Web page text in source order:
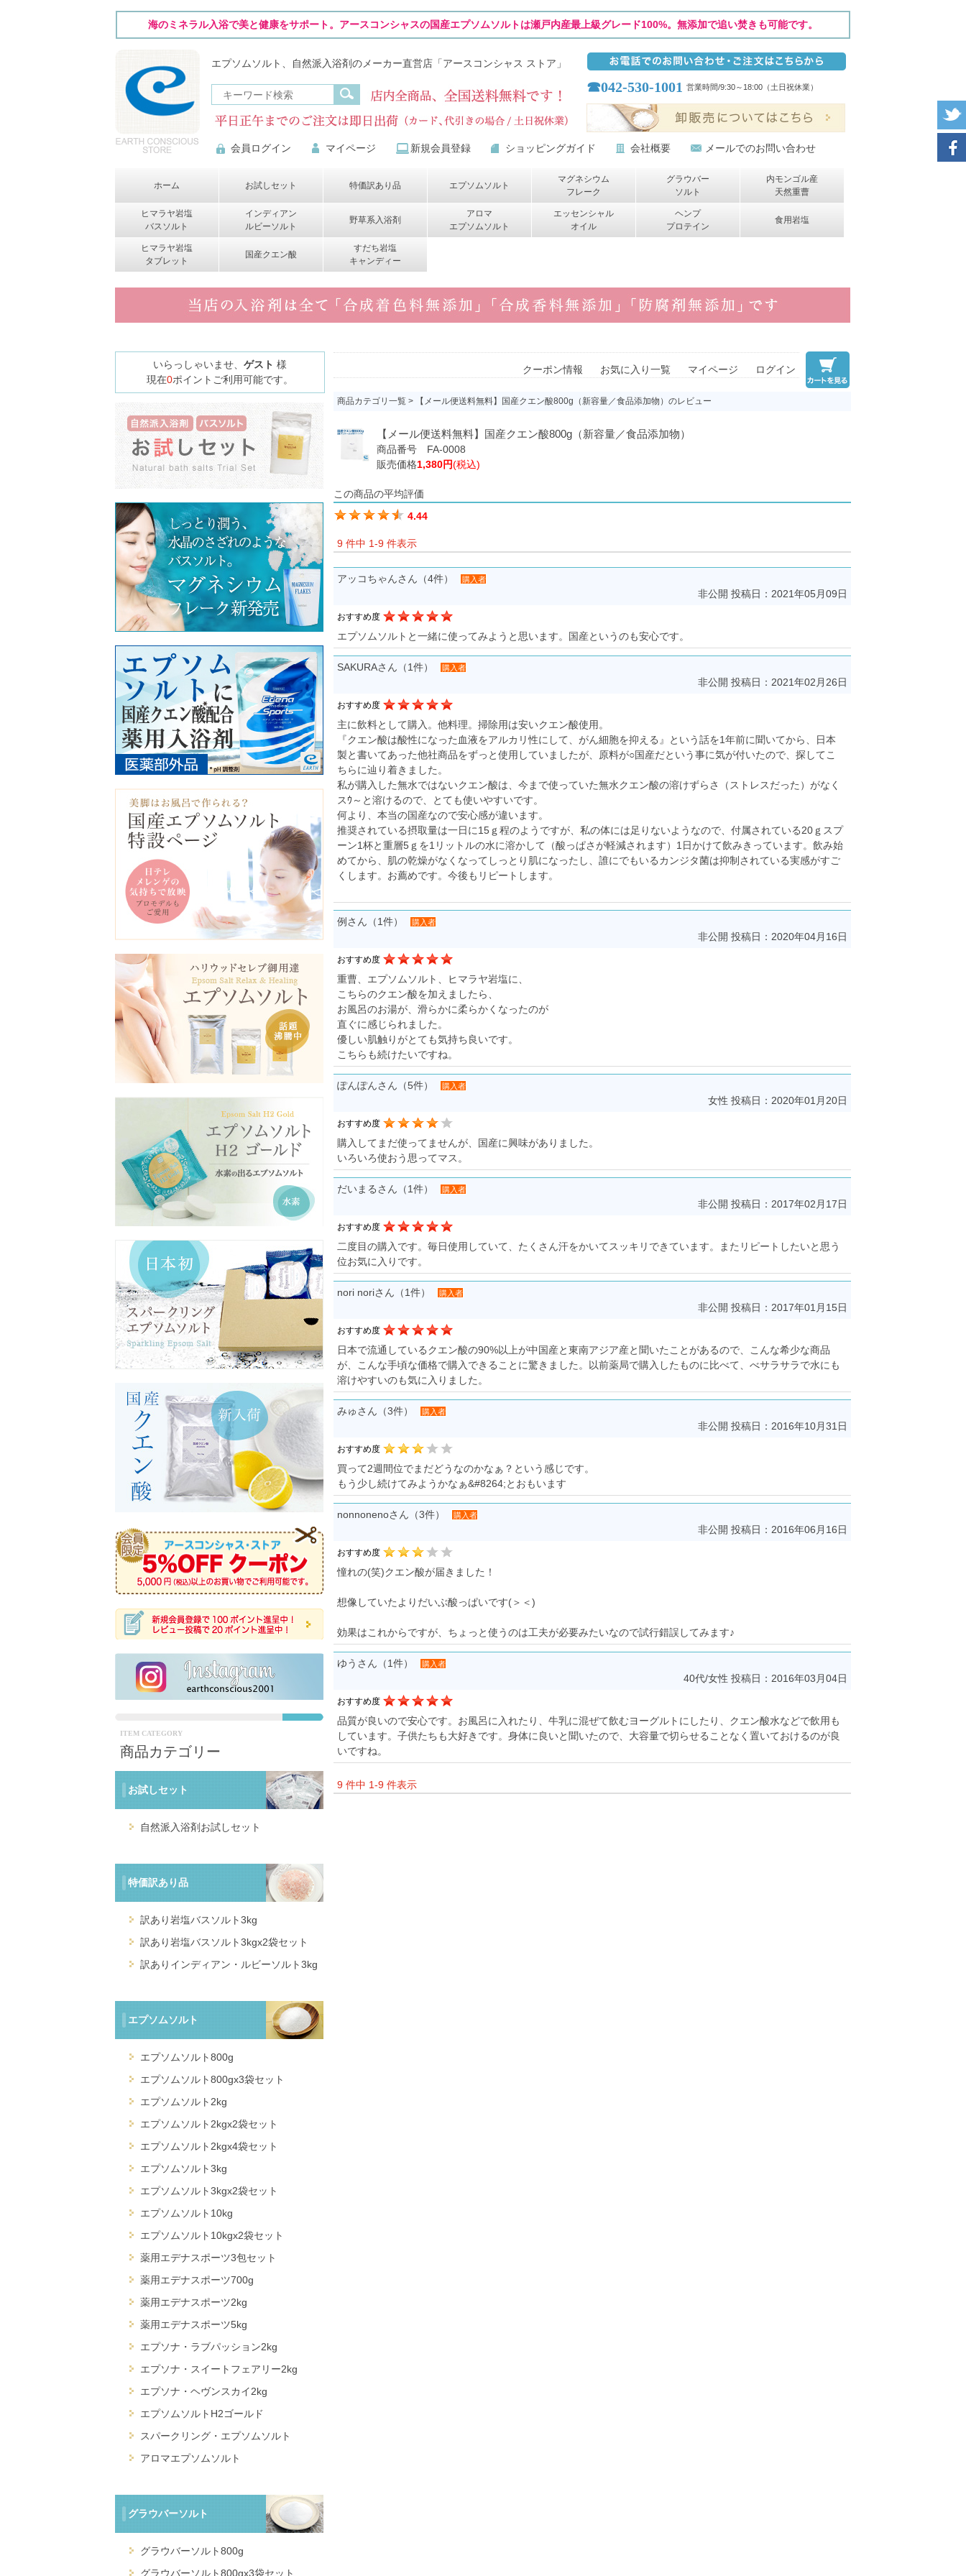
海のミネラル入浴で美と健康をサポート。アースコンシャスの国産エプソムソルトは瀬戸内産最上級グレード100%。無添加で追い焚きも可能です。
エプソムソルト、自然派入浴剤のメーカー直営店「アースコンシャス ストア」
☎042-530-1001 営業時間/9:30～18:00（土日祝休業）
会員ログイン マイページ 新規会員登録 ショッピングガイド 会社概要 メールでのお問い合わせ
ホーム お試しセット 特価訳あり品 エプソムソルト
マグネシウム
フレーク
グラウバー
ソルト
内モンゴル産
天然重曹
ヒマラヤ岩塩
バスソルト
インディアン
ルビーソルト
野草系入浴剤
アロマ
エプソムソルト
エッセンシャル
オイル
ヘンプ
プロテイン
食用岩塩
ヒマラヤ岩塩
タブレット
国産クエン酸
すだち岩塩
キャンディー
いらっしゃいませ、 ゲスト 様
現在0ポイントご利用可能です。
ITEM CATEGORY
商品カテゴリー
お試しセット
自然派入浴剤お試しセット
特価訳あり品
訳あり岩塩バスソルト3kg
訳あり岩塩バスソルト3kgx2袋セット
訳ありインディアン・ルビーソルト3kg
エプソムソルト
エプソムソルト800g
エプソムソルト800gx3袋セット
エプソムソルト2kg
エプソムソルト2kgx2袋セット
エプソムソルト2kgx4袋セット
エプソムソルト3kg
エプソムソルト3kgx2袋セット
エプソムソルト10kg
エプソムソルト10kgx2袋セット
薬用エデナスポーツ3包セット
薬用エデナスポーツ700g
薬用エデナスポーツ2kg
薬用エデナスポーツ5kg
エプソナ・ラブパッション2kg
エプソナ・スイートフェアリー2kg
エプソナ・ヘヴンスカイ2kg
エプソムソルトH2ゴールド
スパークリング・エプソムソルト
アロマエプソムソルト
グラウバーソルト
グラウバーソルト800g
グラウバーソルト800gx3袋セット
クーポン情報 お気に入り一覧 マイページ ログイン
商品カテゴリ一覧 > 【メール便送料無料】国産クエン酸800g（新容量／食品添加物）のレビュー
【メール便送料無料】国産クエン酸800g（新容量／食品添加物）
商品番号 FA-0008
販売価格1,380円(税込)
この商品の平均評価
4.44
9 件中 1-9 件表示
アッコちゃんさん（4件） 購入者
非公開 投稿日：2021年05月09日
おすすめ度
エプソムソルトと一緒に使ってみようと思います。国産というのも安心です。
SAKURAさん（1件） 購入者
非公開 投稿日：2021年02月26日
おすすめ度
主に飲料として購入。他料理。掃除用は安いクエン酸使用。
『クエン酸は酸性になった血液をアルカリ性にして、がん細胞を抑える』という話を1年前に聞いてから、日本
製と書いてあった他社商品をずっと使用していましたが、原料が○国産だという事に気が付いたので、探してこ
ちらに辿り着きました。
私が購入した無水ではないクエン酸は、今まで使っていた無水クエン酸の溶けずらさ（ストレスだった）がなく
スｳ～と溶けるので、とても使いやすいです。
何より、本当の国産なので安心感が違います。
推奨されている摂取量は一日に15ｇ程のようですが、私の体には足りないようなので、付属されている20ｇスプ
ーン1杯と重層5ｇを1リットルの水に溶かして（酸っぱさが軽減されます）1日かけて飲みきっています。飲み始
めてから、肌の乾燥がなくなってしっとり肌になったし、誰にでもいるカンジタ菌は抑制されている実感がすご
くします。お薦めです。今後もリピートします。
例さん（1件） 購入者
非公開 投稿日：2020年04月16日
おすすめ度
重曹、エプソムソルト、ヒマラヤ岩塩に、
こちらのクエン酸を加えましたら、
お風呂のお湯が、滑らかに柔らかくなったのが
直ぐに感じられました。
優しい肌触りがとても気持ち良いです。
こちらも続けたいですね。
ぽんぽんさん（5件） 購入者
女性 投稿日：2020年01月20日
おすすめ度
購入してまだ使ってませんが、国産に興味がありました。
いろいろ使おう思ってマス。
だいまるさん（1件） 購入者
非公開 投稿日：2017年02月17日
おすすめ度
二度目の購入です。毎日使用していて、たくさん汗をかいてスッキリできています。またリピートしたいと思う
位お気に入りです。
nori noriさん（1件） 購入者
非公開 投稿日：2017年01月15日
おすすめ度
日本で流通しているクエン酸の90%以上が中国産と東南アジア産と聞いたことがあるので、こんな希少な商品
が、こんな手頃な価格で購入できることに驚きました。以前薬局で購入したものに比べて、べサラサラで水にも
溶けやすいのも気に入りました。
みゅさん（3件） 購入者
非公開 投稿日：2016年10月31日
おすすめ度
買って2週間位でまだどうなのかなぁ？という感じです。
もう少し続けてみようかなぁ&#8264;とおもいます
nonnonenoさん（3件） 購入者
非公開 投稿日：2016年06月16日
おすすめ度
憧れの(笑)クエン酸が届きました！
想像していたよりだいぶ酸っぱいです(＞＜)
効果はこれからですが、ちょっと使うのは工夫が必要みたいなので試行錯誤してみます♪
ゆうさん（1件） 購入者
40代/女性 投稿日：2016年03月04日
おすすめ度
品質が良いので安心です。お風呂に入れたり、牛乳に混ぜて飲むヨーグルトにしたり、クエン酸水などで飲用も
しています。子供たちも大好きです。身体に良いと聞いたので、大容量で切らせることなく置いておけるのが良
いですね。
9 件中 1-9 件表示